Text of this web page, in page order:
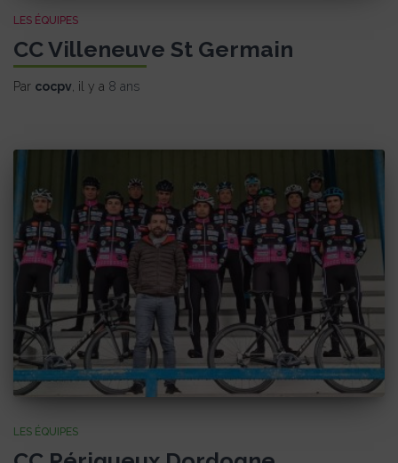
LES ÉQUIPES
CC Villeneuve St Germain
Par cocpv , il y a 8 ans
LES ÉQUIPES